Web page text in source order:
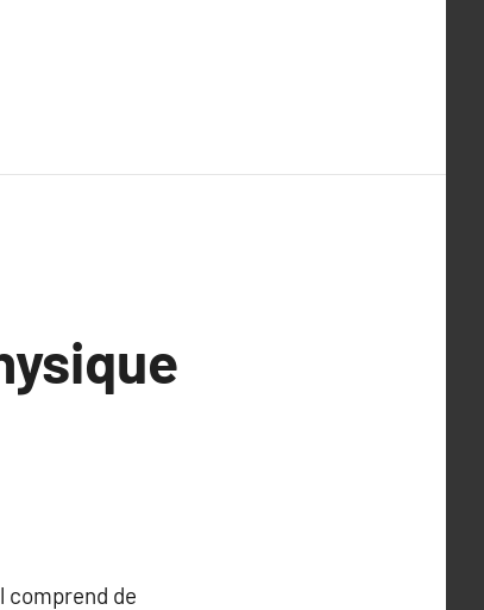
comprend de